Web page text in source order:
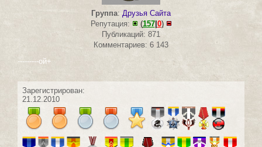
Группа: Друзья Сайта
Репутация:
(157| 0)
Публикаций: 871
Комментариев: 6 143
---------ой+
Зарегистрирован:
21.12.2010